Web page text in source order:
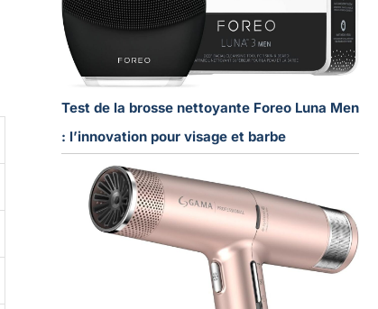
Test de la brosse nettoyante Foreo Luna Men
: l’innovation pour visage et barbe